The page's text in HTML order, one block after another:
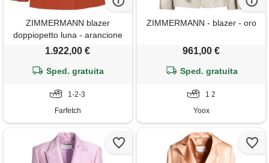
ZIMMERMANN blazer
doppiopetto luna - arancione
1.922,00 €
Sped. gratuita
1-2-3
Farfetch
ZIMMERMANN - blazer - oro
961,00 €
Sped. gratuita
1 2
Yoox